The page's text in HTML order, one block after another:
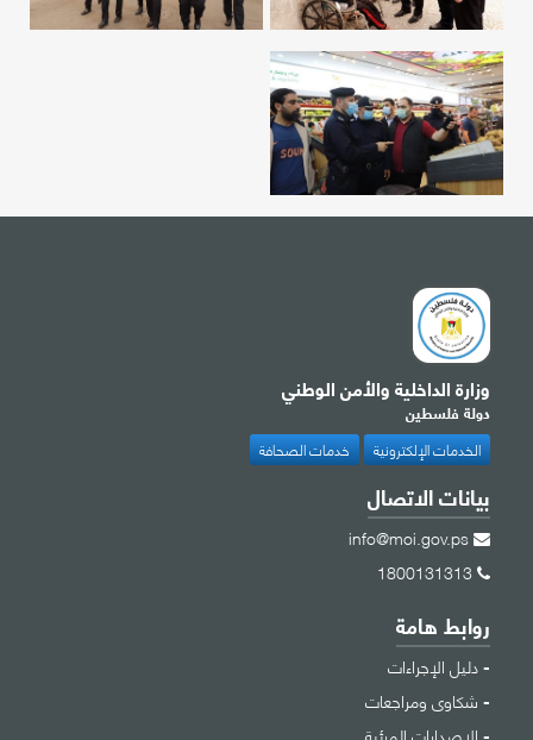
وزارة الداخلية والأمن الوطني
دولة فلسطين
الخدمات الإلكترونية خدمات الصحافة
بيانات الاتصال
info@moi.gov.ps
روابط هامة
دليل الإجراءات
شكاوى ومراجعات